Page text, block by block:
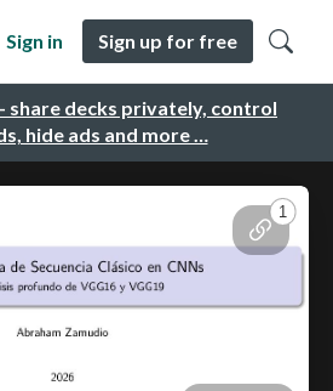
share decks privately, control
hide ads and more …
Sign in Sign up for free